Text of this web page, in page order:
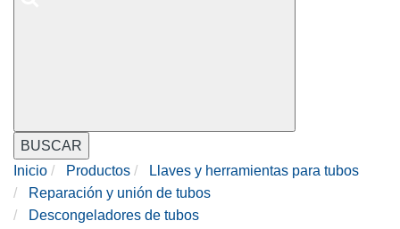
BUSCAR
Inicio
Productos
Llaves y herramientas para tubos
Reparación y unión de tubos
Descongeladores de tubos